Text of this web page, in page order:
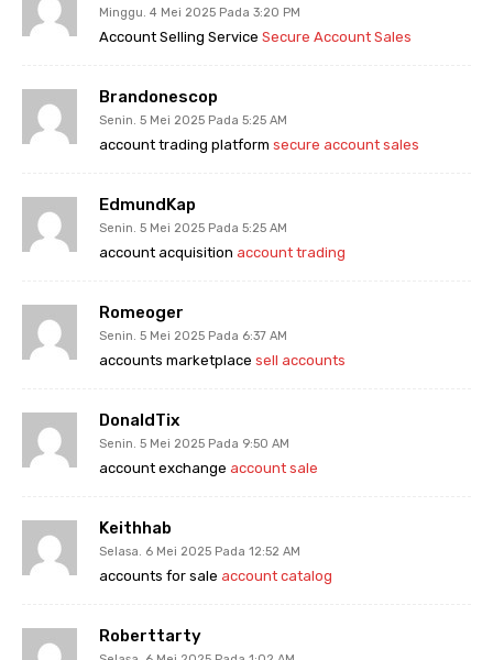
Minggu. 4 Mei 2025 Pada 3:20 PM
Account Selling Service Secure Account Sales
Brandonescop
Senin. 5 Mei 2025 Pada 5:25 AM
account trading platform secure account sales
EdmundKap
Senin. 5 Mei 2025 Pada 5:25 AM
account acquisition account trading
Romeoger
Senin. 5 Mei 2025 Pada 6:37 AM
accounts marketplace sell accounts
DonaldTix
Senin. 5 Mei 2025 Pada 9:50 AM
account exchange account sale
Keithhab
Selasa. 6 Mei 2025 Pada 12:52 AM
accounts for sale account catalog
Roberttarty